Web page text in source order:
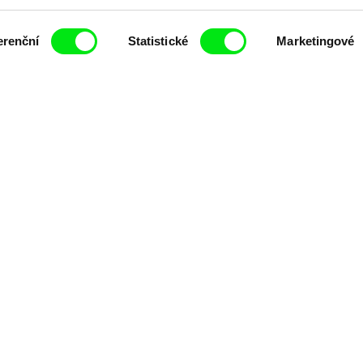
Statistické Marketingové
spolupráce 7 klíčových evropských festivalů
dokumentárního filmu, propagovat jeho